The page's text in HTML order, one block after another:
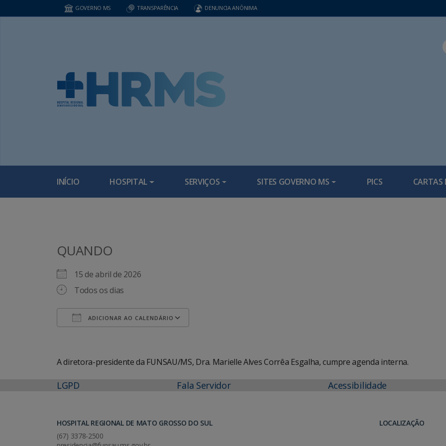
GOVERNO MS TRANSPARÊNCIA DENUNCIA ANÔNIMA
INÍCIO HOSPITAL SERVIÇOS SITES GOVERNO MS PICS CARTAS
QUANDO
15 de abril de 2026
Todos os dias
ADICIONAR AO CALENDÁRIO
A diretora-presidente da FUNSAU/MS, Dra. Marielle Alves Corrêa Esgalha, cumpre agenda interna.
LGPD Fala Servidor Acessibilidade
HOSPITAL REGIONAL DE MATO GROSSO DO SUL
(67) 3378-2500
LOCALIZAÇÃO